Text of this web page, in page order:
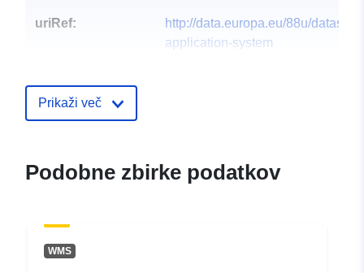
uriRef:
http://data.europa.eu/88u/dataset/
application-system
Prikaži več
Podobne zbirke podatkov
WMS